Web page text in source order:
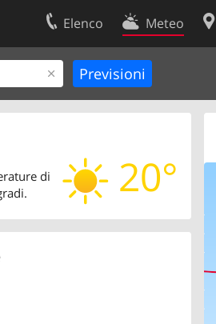
Elenco Meteo
20°
di
Contatti
Condizioni d’uso